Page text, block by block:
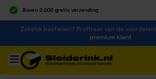
Boven 2.000 gratis verzending
Al 40 jaar dé specialist
Alles onder één dak
Ga naar de inhoud
Zakelijk bestellen? Profiteer van de voordelen!
premium klant
Ga naar hoofdinhoud